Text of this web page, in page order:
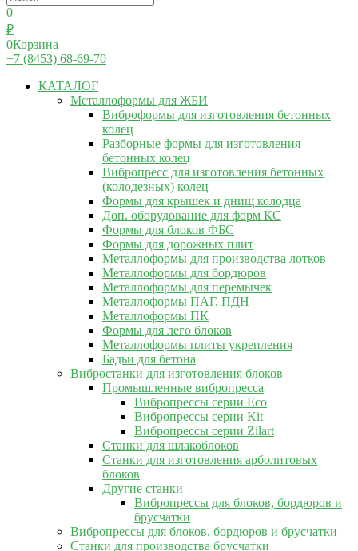
0
₽
0Корзина
+7 (8453) 68-69-70
КАТАЛОГ
Металлоформы для ЖБИ
Виброформы для изготовления бетонных
колец
Разборные формы для изготовления
бетонных колец
Вибропресс для изготовления бетонных
(колодезных) колец
Формы для крышек и днищ колодца
Доп. оборудование для форм КС
Формы для блоков ФБС
Формы для дорожных плит
Металлоформы для производства лотков
Металлоформы для бордюров
Металлоформы для перемычек
Металлоформы ПАГ, ПДН
Металлоформы ПК
Формы для лего блоков
Металлоформы плиты укрепления
Бадьи для бетона
Вибростанки для изготовления блоков
Промышленные вибропресса
Вибропрессы серии Eco
Вибропрессы серии Kit
Вибропрессы серии Zilart
Станки для шлакоблоков
Станки для изготовления арболитовых
блоков
Другие станки
Вибропрессы для блоков, бордюров и
брусчатки
Вибропрессы для блоков, бордюров и брусчатки
Станки для производства брусчатки